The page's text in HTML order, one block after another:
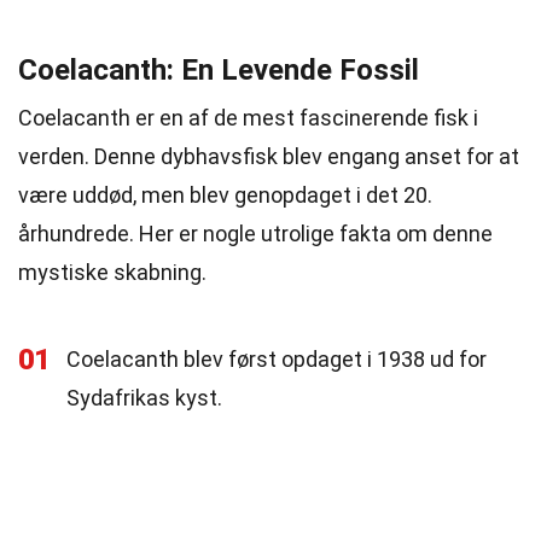
Coelacanth: En Levende Fossil
Coelacanth er en af de mest fascinerende fisk i
verden. Denne dybhavsfisk blev engang anset for at
være uddød, men blev genopdaget i det 20.
århundrede. Her er nogle utrolige fakta om denne
mystiske skabning.
01
Coelacanth blev først opdaget i 1938 ud for
Sydafrikas kyst.